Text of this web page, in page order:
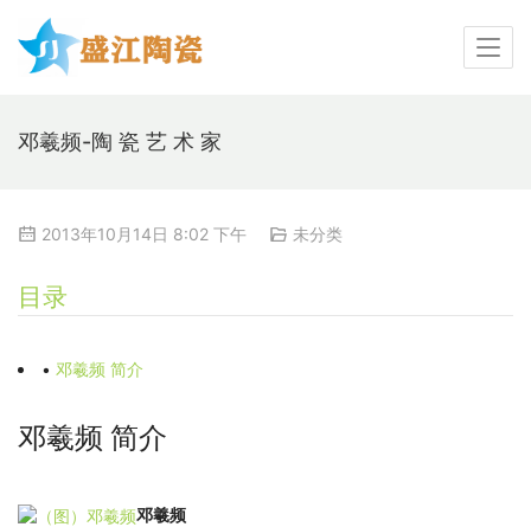
邓羲频-陶 瓷 艺 术 家
2013年10月14日 8:02 下午 未分类
目录
• 邓羲频 简介
邓羲频 简介
邓羲频